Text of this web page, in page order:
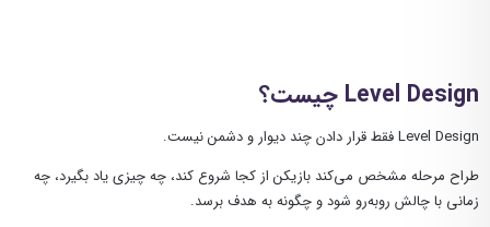
Level Design چیست؟
Level Design فقط قرار دادن چند دیوار و دشمن نیست.
طراح مرحله مشخص می‌کند بازیکن از کجا شروع کند، چه چیزی یاد بگیرد، چه
زمانی با چالش روبه‌رو شود و چگونه به هدف برسد.